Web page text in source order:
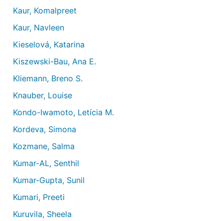
Kaur, Komalpreet
Kaur, Navleen
Kieselová, Katarina
Kiszewski-Bau, Ana E.
Kliemann, Breno S.
Knauber, Louise
Kondo-Iwamoto, Letícia M.
Kordeva, Simona
Kozmane, Salma
Kumar-AL, Senthil
Kumar-Gupta, Sunil
Kumari, Preeti
Kuruvila, Sheela